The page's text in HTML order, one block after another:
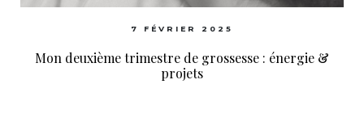
7 FÉVRIER 2025
Mon deuxième trimestre de grossesse : énergie &
projets